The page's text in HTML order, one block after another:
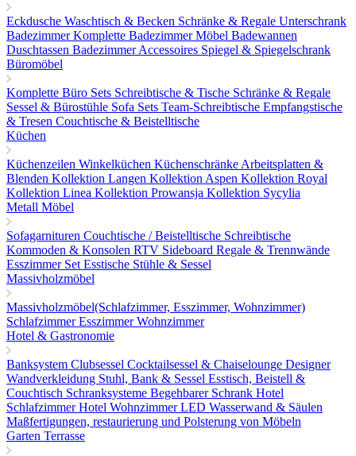
Eckdusche Waschtisch & Becken Schränke & Regale Unterschrank
BadezimmerKomplette Badezimmer Möbel Badewannen
Duschtassen Badezimmer Accessoires Spiegel & Spiegelschrank
Büromöbel
Komplette Büro Sets Schreibtische & Tische Schränke & Regale
Sessel & Bürostühle Sofa Sets Team-Schreibtische Empfangstische
& Tresen Couchtische & Beistelltische
Küchen
Küchenzeilen Winkelküchen Küchenschränke Arbeitsplatten &
Blenden Kollektion Langen Kollektion Aspen Kollektion Royal
Kollektion Linea Kollektion Prowansja Kollektion Sycylia
Metall Möbel
Sofagarnituren Couchtische / Beistelltische Schreibtische
Kommoden & Konsolen RTV Sideboard Regale & Trennwände
Esszimmer Set Esstische Stühle & Sessel
Massivholzmöbel
Massivholzmöbel(Schlafzimmer, Esszimmer, Wohnzimmer)
SchlafzimmerEsszimmerWohnzimmer
Hotel & Gastronomie
Banksystem Clubsessel Cocktailsessel & Chaiselounge Designer
Wandverkleidung Stuhl, Bank & Sessel Esstisch, Beistell &
Couchtisch Schranksysteme Begehbarer Schrank Hotel
SchlafzimmerHotel WohnzimmerLED Wasserwand & Säulen
Maßfertigungen, restaurierung und Polsterung von Möbeln
Garten Terrasse